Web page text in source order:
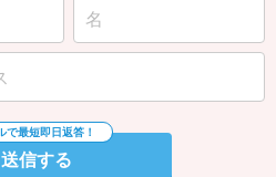
送信する